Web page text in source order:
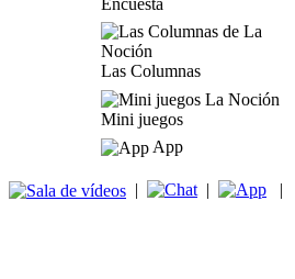
Encuesta
Las Columnas
Mini juegos
App
| | |